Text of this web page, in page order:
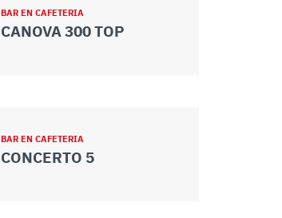
BAR EN CAFETERIA
CANOVA 300 TOP
BAR EN CAFETERIA
CONCERTO 5